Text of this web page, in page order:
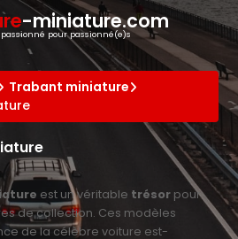
-miniature.com
pour passionné(e)s
Trabant miniature
est un véritable trésor pour
de collection. Ces modèles
de la célèbre voiture est-